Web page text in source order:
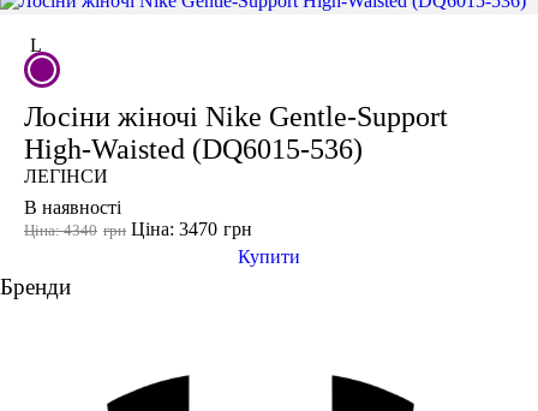
L
Лосіни жіночі Nike Gentle-Support
High-Waisted (DQ6015-536)
ЛЕГІНСИ
В наявності
грн
Ціна: 4340 грн
Ціна: 3470
Купити
Бренди